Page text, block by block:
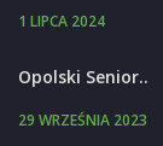
1 LIPCA 2024
Opolski Senior..
29 WRZEŚNIA 2023